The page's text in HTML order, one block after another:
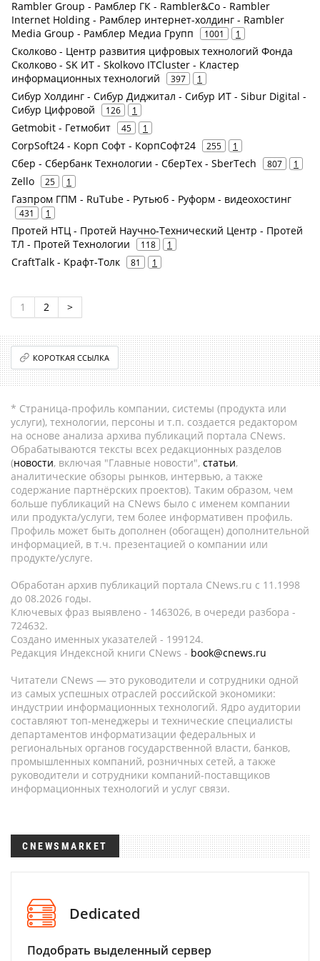
Rambler Group - Рамблер ГК - Rambler&Co - Rambler
Internet Holding - Рамблер интернет-холдинг - Rambler
Media Group - Рамблер Медиа Групп
1001 1
Сколково - Центр развития цифровых технологий Фонда
Сколково - SK ИТ - Skolkovo ITCluster - Кластер
информационных технологий
397 1
Сибур Холдинг - Сибур Диджитал - Сибур ИТ - Sibur Digital -
Сибур Цифровой
126 1
Getmobit - Гетмобит 45 1
CorpSoft24 - Корп Софт - КорпСофт24 255 1
Сбер - Сбербанк Технологии - СберТех - SberTech 807 1
Zello 25 1
Газпром ГПМ - RuTube - Рутьюб - Руформ - видеохостинг
431 1
Протей НТЦ - Протей Научно-Технический Центр - Протей
ТЛ - Протей Технологии
118 1
CraftTalk - Крафт-Толк 81 1
1 2 >
КОРОТКАЯ ССЫЛКА
* Страница-профиль компании, системы (продукта или
услуги), технологии, персоны и т.п. создается редактором
на основе анализа архива публикаций портала CNews.
Обрабатываются тексты всех редакционных разделов
(новости, включая "Главные новости", статьи,
аналитические обзоры рынков, интервью, а также
содержание партнёрских проектов). Таким образом, чем
больше публикаций на CNews было с именем компании
или продукта/услуги, тем более информативен профиль.
Профиль может быть дополнен (обогащен) дополнительной
информацией, в т.ч. презентацией о компании или
продукте/услуге.
Обработан архив публикаций портала CNews.ru c 11.1998
до 08.2026 годы.
Ключевых фраз выявлено - 1463026, в очереди разбора -
724632.
Создано именных указателей - 199124.
Редакция Индексной книги CNews - book@cnews.ru
Читатели CNews — это руководители и сотрудники одной
из самых успешных отраслей российской экономики:
индустрии информационных технологий. Ядро аудитории
составляют топ-менеджеры и технические специалисты
департаментов информатизации федеральных и
региональных органов государственной власти, банков,
промышленных компаний, розничных сетей, а также
руководители и сотрудники компаний-поставщиков
информационных технологий и услуг связи.
CNEWSMARKET
Dedicated
Подобрать выделенный сервер